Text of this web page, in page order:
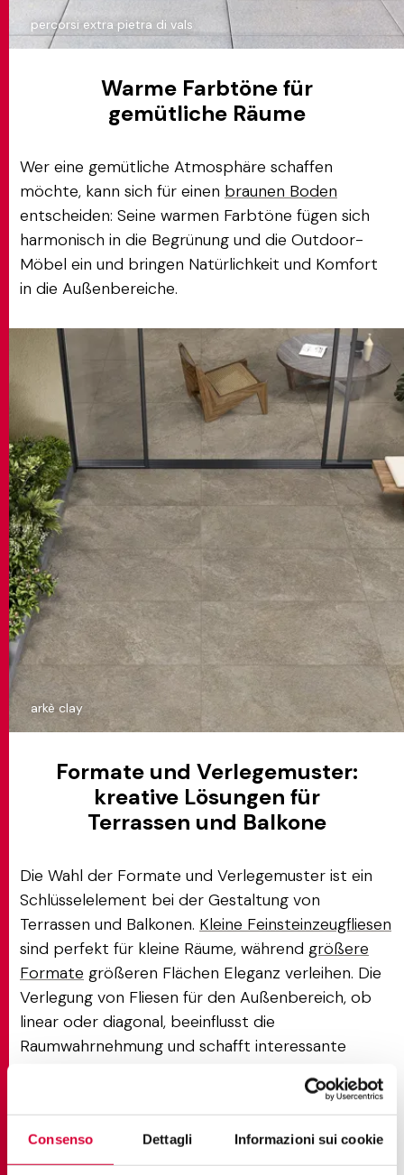
Consenso Dettagli Informazioni sui cookie
percorsi extra pietra di vals
arkè clay
Warme Farbtöne für
gemütliche Räume
Wer eine gemütliche Atmosphäre schaffen
möchte, kann sich für einen braunen Boden
entscheiden: Seine warmen Farbtöne fügen sich
harmonisch in die Begrünung und die Outdoor-
Möbel ein und bringen Natürlichkeit und Komfort
in die Außenbereiche.
Formate und Verlegemuster:
kreative Lösungen für
Terrassen und Balkone
Die Wahl der Formate und Verlegemuster ist ein
Schlüsselelement bei der Gestaltung von
Terrassen und Balkonen. Kleine Feinsteinzeugfliesen
sind perfekt für kleine Räume, während größere
Formate größeren Flächen Eleganz verleihen. Die
Verlegung von Fliesen für den Außenbereich, ob
linear oder diagonal, beeinflusst die
Raumwahrnehmung und schafft interessante
Um die breite Palette der Möglichkeiten zu
erkunden, von Betoneffekt bis Stein, von